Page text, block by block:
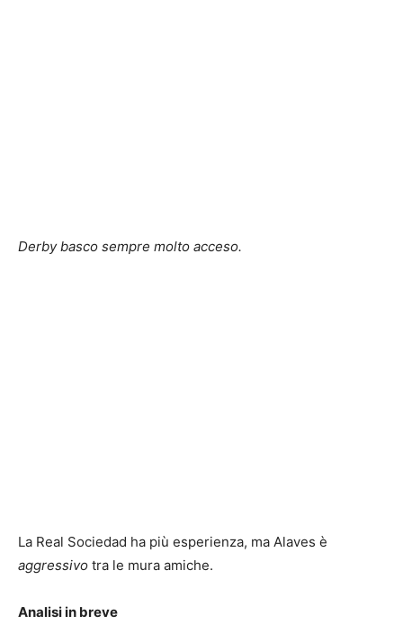
Derby basco sempre molto acceso.
La Real Sociedad ha più esperienza, ma Alaves è
aggressivo tra le mura amiche.
Analisi in breve